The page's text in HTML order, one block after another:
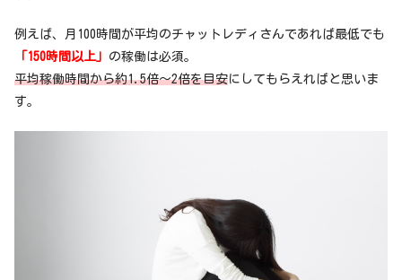
例えば、月100時間が平均のチャットレディさんであれば最低でも
「150時間以上」 の稼働は必須。
平均稼働時間から約1.5倍〜2倍を目安にしてもらえればと思いま
す。